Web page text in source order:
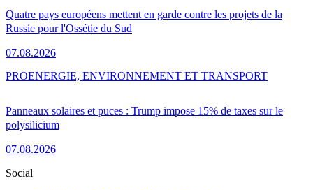
Quatre pays européens mettent en garde contre les projets de la
Russie pour l'Ossétie du Sud
07.08.2026
Panneaux solaires et puces : Trump impose 15% de taxes sur le
polysilicium
07.08.2026
PROENERGIE, ENVIRONNEMENT ET TRANSPORT
Social